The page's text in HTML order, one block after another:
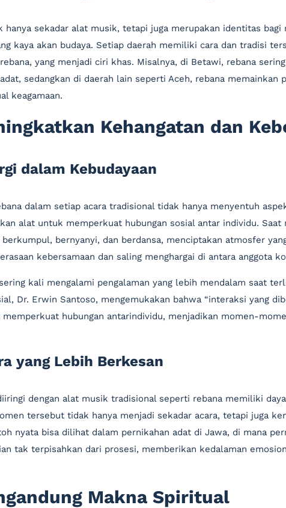
hanya sekadar alat musik, tetapi juga merupakan identitas bagi
kaya akan budaya. Setiap daerah memiliki cara dan tradisi
yang menjadi ciri khas. Misalnya, di Betawi, rebana
sedangkan di daerah lain seperti Aceh, rebana memainkan
keagamaan.
Kehangatan dan
dalam Kebudayaan
dalam setiap acara tradisional tidak hanya menyentuh
alat untuk memperkuat hubungan sosial antar individu. Saat
bernyanyi, dan berdansa, menciptakan atmosfer
kebersamaan dan saling menghargai di antara anggota
kali mengalami pengalaman yang lebih mendalam saat
Dr. Erwin Santoso, mengemukakan bahwa “interaksi yang
memperkuat hubungan antarindividu, menjadikan momen-
yang Lebih Berkesan
dengan alat musik tradisional seperti rebana memiliki
tersebut tidak hanya menjadi sekadar acara, tetapi juga
nyata bisa dilihat dalam pernikahan adat di Jawa, di mana
tak terpisahkan dari prosesi, memberikan kedalaman
Makna Spiritual